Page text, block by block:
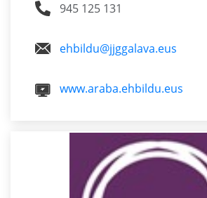
945 125 131
ehbildu@jjggalava.eus
www.araba.ehbildu.eus